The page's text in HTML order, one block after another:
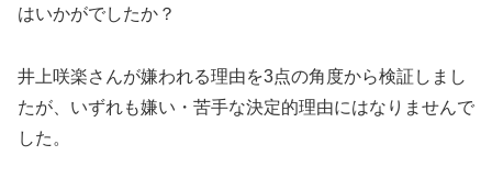
はいかがでしたか？
井上咲楽さんが嫌われる理由を3点の角度から検証しまし
たが、いずれも嫌い・苦手な決定的理由にはなりませんで
した。